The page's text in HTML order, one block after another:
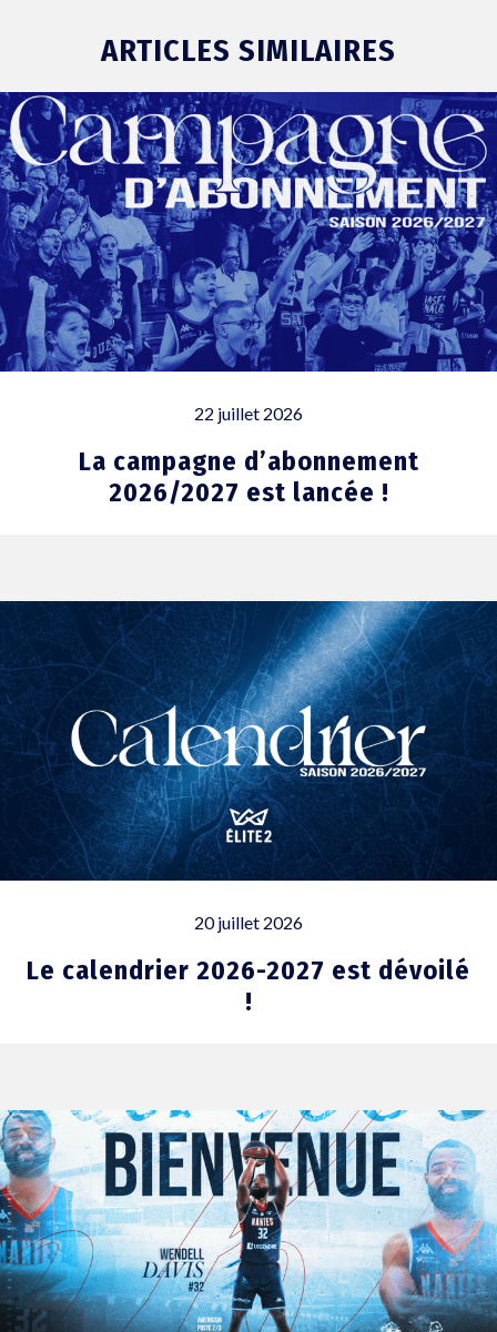
ARTICLES SIMILAIRES
22 juillet 2026
La campagne d’abonnement
2026/2027 est lancée !
20 juillet 2026
Le calendrier 2026-2027 est dévoilé
!